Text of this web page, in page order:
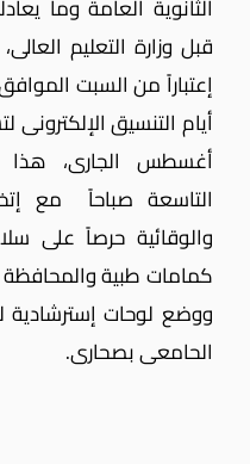
الثانوية العامة وما
قبل وزارة التعليم
إ
أغسطس الجارى، هذا
التاسعة صباحاً مع
والوقائية حرصاً على
كمامات طبية والمحافظة
ووضع لوحات إسترشادية
الحامعى بصحارى.